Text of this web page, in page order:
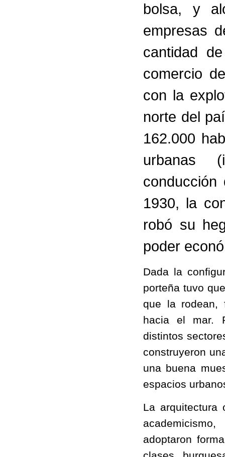
bolsa, y
empresas
cantidad
comercio
con la
norte del
162.000
urbanas
1930, la
robó su
poder
Dada la
porteña tuvo
que la rodean,
hacia el mar.
distintos
construyeron
una buena
espacios
La arquitectura
adoptaron